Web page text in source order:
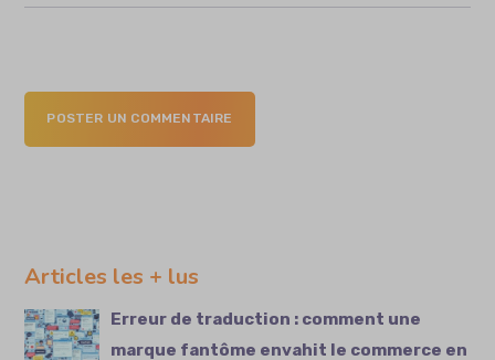
POSTER UN COMMENTAIRE
Articles les + lus
Erreur de traduction : comment une
marque fantôme envahit le commerce en